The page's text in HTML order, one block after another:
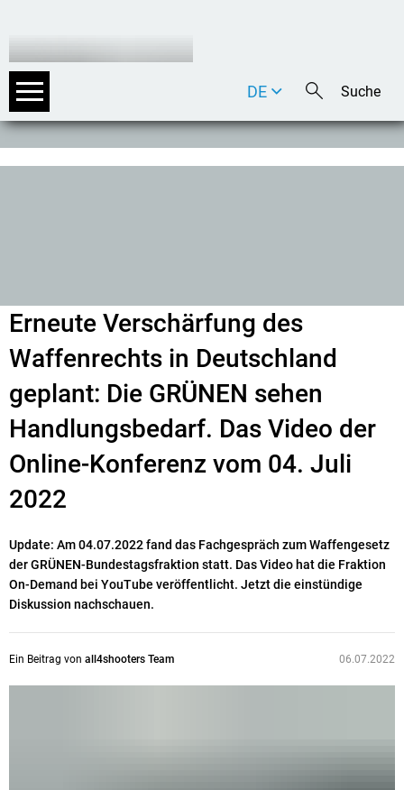
DE
EN
Erneute Verschärfung des
Waffenrechts in Deutschland
geplant: Die GRÜNEN sehen
Handlungsbedarf. Das Video der
Online-Konferenz vom 04. Juli
2022
Update: Am 04.07.2022 fand das Fachgespräch zum Waffengesetz
der GRÜNEN-Bundestagsfraktion statt. Das Video hat die Fraktion
On-Demand bei YouTube veröffentlicht. Jetzt die einstündige
Diskussion nachschauen.
Ein Beitrag von all4shooters Team 06.07.2022